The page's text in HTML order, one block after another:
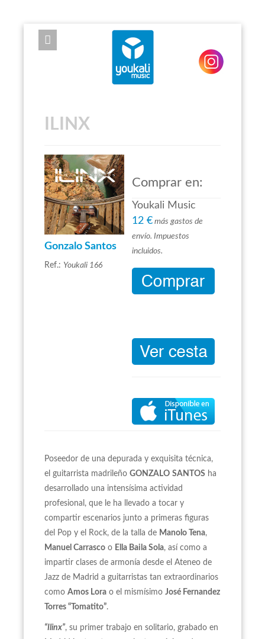
EXPOSE FRAMEWORK FOR JOOMLA 2.5 AND 3.0+
ILINX
Gonzalo Santos
Ref.: Youkali 166
Comprar en:
Youkali Music
12 € más gastos de
envío. Impuestos
incluidos.
Poseedor de una depurada y exquisita técnica,
el guitarrista madrileño GONZALO SANTOS ha
desarrollado una intensísima actividad
profesional, que le ha llevado a tocar y
compartir escenarios junto a primeras figuras
del Pop y el Rock, de la talla de Manolo Tena,
Manuel Carrasco o Ella Baila Sola, así como a
impartir clases de armonía desde el Ateneo de
Jazz de Madrid a guitarristas tan extraordinarios
como Amos Lora o el mismísimo José Fernandez
Torres “Tomatito”.
“Ilinx”, su primer trabajo en solitario, grabado en